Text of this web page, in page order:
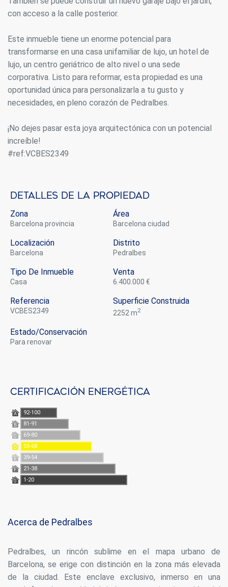
con acceso a la calle posterior.
Este inmueble tiene un enorme potencial para
transformarse en una casa unifamiliar de lujo, un hotel de
lujo, un centro geriátrico de alto nivel o una sede
corporativa. Listo para reformar, esta propiedad es una
oportunidad única para personalizarla a tu gusto y
necesidades, en pleno corazón de Pedralbes.
¡No dejes pasar esta joya arquitectónica con un potencial
increíble!
#ref:VCBES2349
Detalles de la propiedad
Zona
Barcelona provincia
Área
Barcelona ciudad
Localización
Barcelona
Distrito
Pedralbes
Tipo De Inmueble
casa
Venta
6.400.000 €
Referencia
VCBES2349
Superficie Construida
2252 m2
Estado/conservación
para renovar
Certificación energética
A 92-100
B 81-91
C 69-80
D 55-68
E 39-54
F 21-38
G 1-20
Acerca de Pedralbes
Pedralbes, un rincón sublime en el mapa urbano de
Barcelona, se erige con distinción en la zona más elevada
de la ciudad. Este enclave exclusivo, inmerso en una
Modificar cookies
Técnicas y funcionales
Siempre activas
Este sitio web utiliza Cookies propias para recopilar
información con la finalidad de mejorar nuestros servicios.
Si continua navegando, supone la aceptación de la